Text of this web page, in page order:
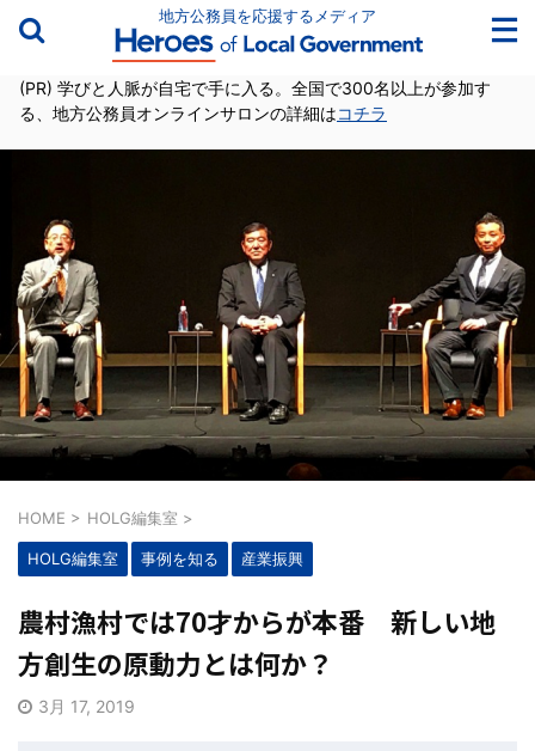
地方公務員を応援するメディア
(PR) 学びと人脈が自宅で手に入る。全国で300名以上が参加す
る、地方公務員オンラインサロンの詳細はコチラ
HOME > HOLG編集室 >
HOLG編集室 事例を知る 産業振興
農村漁村では70才からが本番 新しい地
方創生の原動力とは何か？
3月 17, 2019